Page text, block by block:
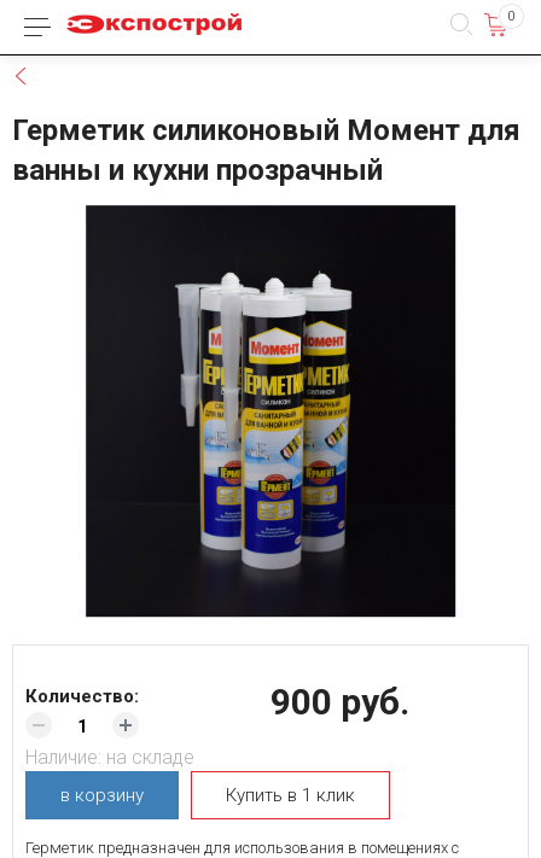
Каталог товаров 0
Герметик силиконовый Момент для
ванны и кухни прозрачный
900 руб.
Количество:
Наличие: на складе
в корзину Купить в 1 клик
Герметик предназначен для использования в помещениях с